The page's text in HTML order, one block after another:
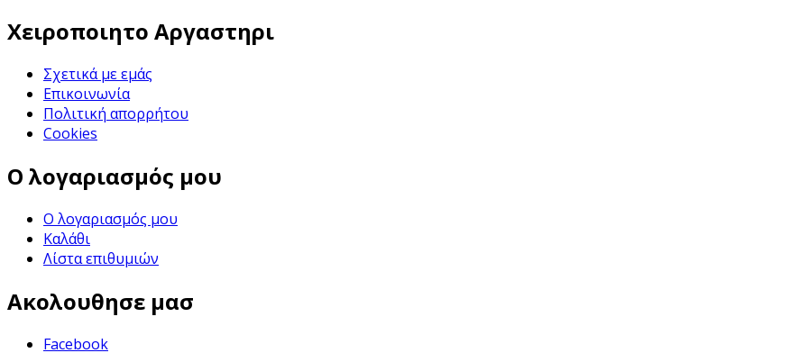
Χειροποιητο Αργαστηρι
Σχετικά με εμάς
Επικοινωνία
Πολιτική απορρήτου
Cookies
Ο λογαριασμός μου
Ο λογαριασμός μου
Καλάθι
Λίστα επιθυμιών
Ακολουθησε μασ
Facebook